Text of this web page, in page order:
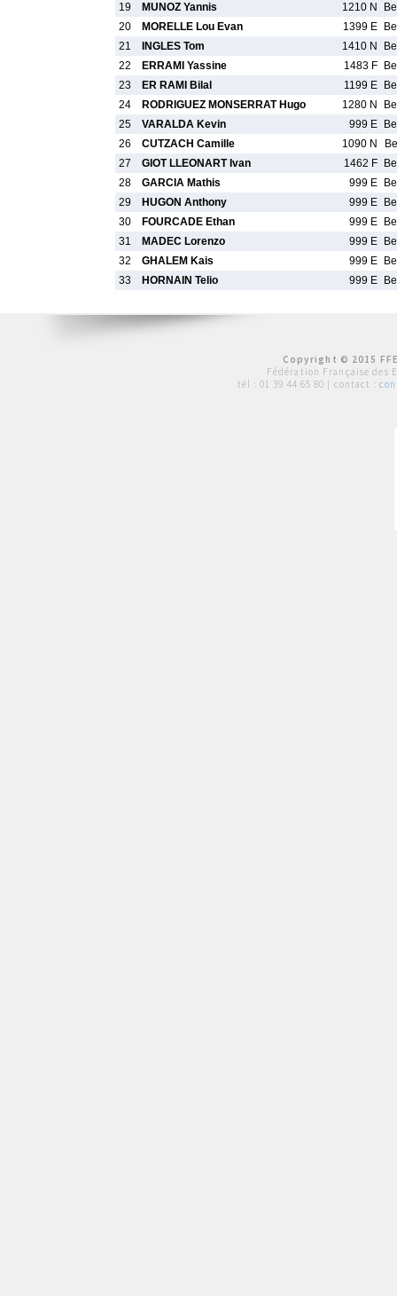
19
MUNOZ Yannis 1210 N
20
MORELLE Lou Evan 1399 E
21
INGLES Tom 1410 N
22
ERRAMI Yassine 1483 F
23
ER RAMI Bilal 1199 E
24
RODRIGUEZ MONSERRAT Hugo 1280 N
25
VARALDA Kevin 999 E
26
CUTZACH Camille 1090 N
27
GIOT LLEONART Ivan 1462 F
28
GARCIA Mathis 999 E
29
HUGON Anthony 999 E
30
FOURCADE Ethan 999 E
31
MADEC Lorenzo 999 E
32
GHALEM Kais 999 E
33
HORNAIN Telio 999 E
Copyright © 2015
Fédération Française des
tél : 01 39 44 65 80 | contact :